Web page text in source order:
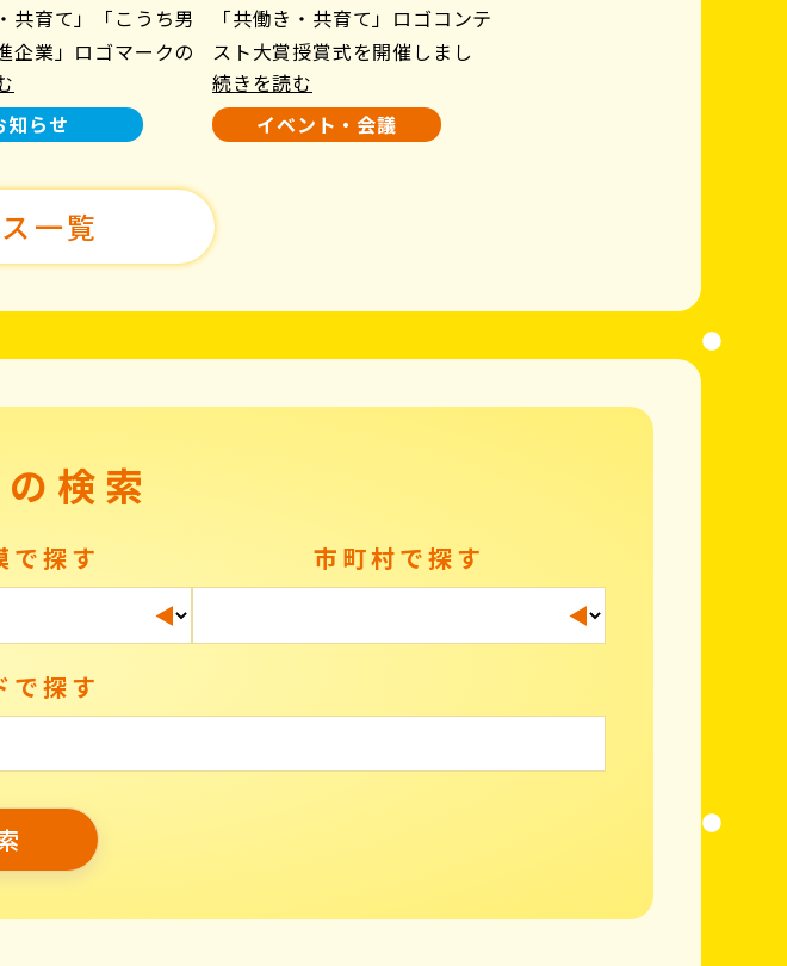
共育て」「こうち男
企業」ロゴマークの
知らせ
「共働き・共育て」ロゴコンテ
スト大賞授賞式を開催しまし
た！
続きを読む
イベント・会議
一覧
検索
で探す 市町村で探す
で探す